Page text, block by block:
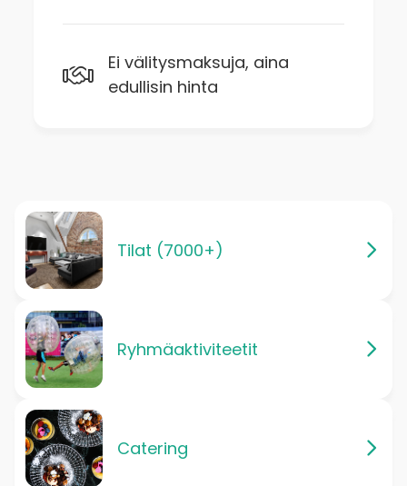
Ei välitysmaksuja, aina
edullisin hinta
Tilat (7000+)
Ryhmäaktiviteetit
Catering